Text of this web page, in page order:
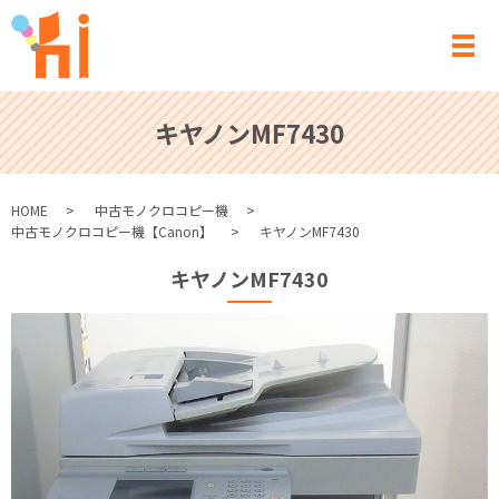
メ
キヤノンMF7430
HOME
中古モノクロコピー機
中古モノクロコピー機【Canon】
キヤノンMF7430
キヤノンMF7430